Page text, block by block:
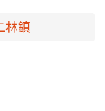
林鎮